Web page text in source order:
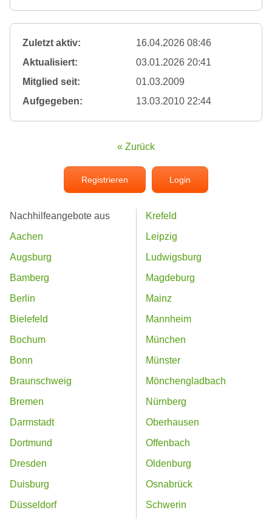
Zuletzt aktiv:
16.04.2026 08:46
Aktualisiert:
03.01.2026 20:41
Mitglied seit:
01.03.2009
Aufgegeben:
13.03.2010 22:44
« Zurück
Registrieren Login
Nachhilfeangebote aus
Aachen
Augsburg
Bamberg
Berlin
Bielefeld
Bochum
Bonn
Braunschweig
Bremen
Darmstadt
Dortmund
Dresden
Duisburg
Düsseldorf
Krefeld
Leipzig
Ludwigsburg
Magdeburg
Mainz
Mannheim
München
Münster
Mönchengladbach
Nürnberg
Oberhausen
Offenbach
Oldenburg
Osnabrück
Schwerin